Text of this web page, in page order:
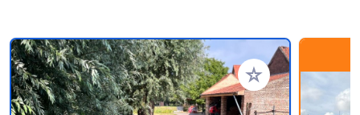
Zu Ihren Favoriten